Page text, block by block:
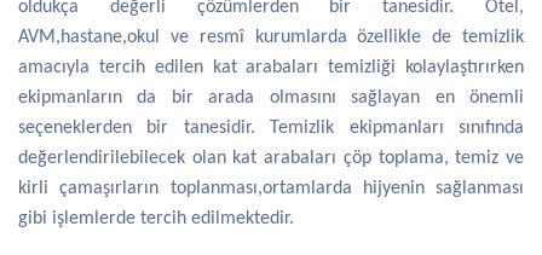
oldukça değerli çözümlerden bir tanesidir. Otel,
AVM,hastane,okul ve resmî kurumlarda özellikle de temizlik
amacıyla tercih edilen kat arabaları temizliği kolaylaştırırken
ekipmanların da bir arada olmasını sağlayan en önemli
seçeneklerden bir tanesidir. Temizlik ekipmanları sınıfında
değerlendirilebilecek olan kat arabaları çöp toplama, temiz ve
kirli çamaşırların toplanması,ortamlarda hijyenin sağlanması
gibi işlemlerde tercih edilmektedir.